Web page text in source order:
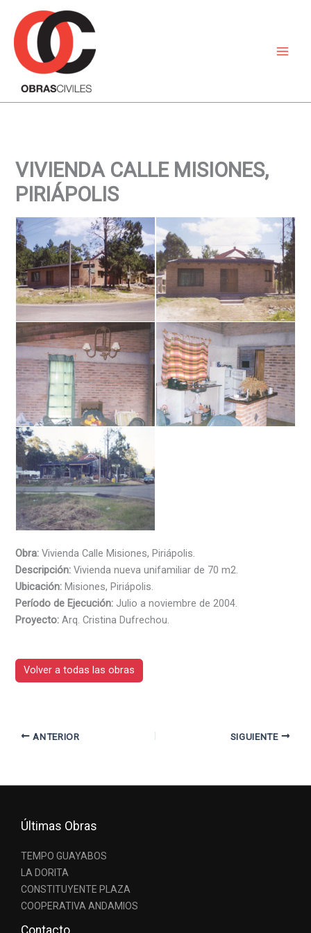
contenido
VIVIENDA CALLE MISIONES,
PIRIÁPOLIS
Obra: Vivienda Calle Misiones, Piriápolis.
Descripción: Vivienda nueva unifamiliar de 70 m2.
Ubicación: Misiones, Piriápolis.
Período de Ejecución: Julio a noviembre de 2004.
Proyecto: Arq. Cristina Dufrechou.
Volver a todas las obras
ANTERIOR SIGUIENTE
Últimas Obras
TEMPO GUAYABOS
LA DORITA
CONSTITUYENTE PLAZA
COOPERATIVA ANDAMIOS
Contacto